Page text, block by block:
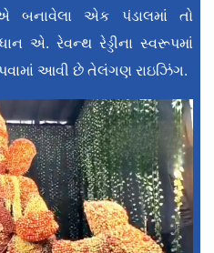
બનાવેલા એક પંડાલમાં તો
એ. રેવન્થ રેડ્ડીના સ્વરૂપમાં
આવી છે તેલંગણ રાઇઝિંગ.